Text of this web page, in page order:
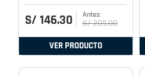
S/ 146.30 S/ 209.00
VER PRODUCTO